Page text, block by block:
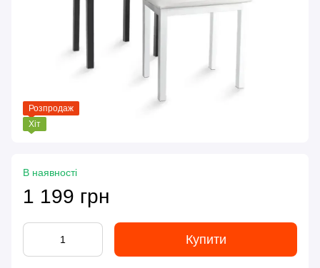
Розпродаж
Хіт
В наявності
1 199 грн
Купити